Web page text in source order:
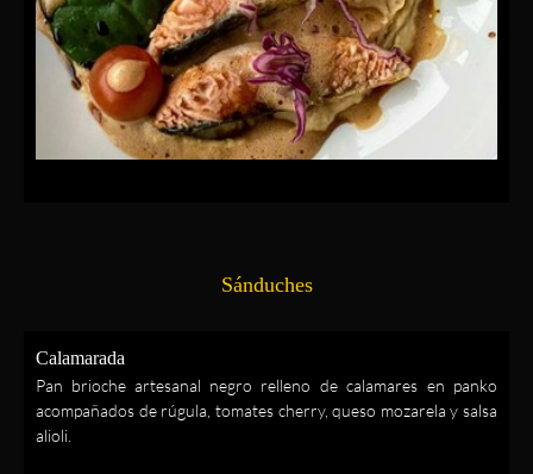
Sánduches
Calamarada
Pan brioche artesanal negro relleno de calamares en panko
acompañados de rúgula, tomates cherry, queso mozarela y salsa
alioli.